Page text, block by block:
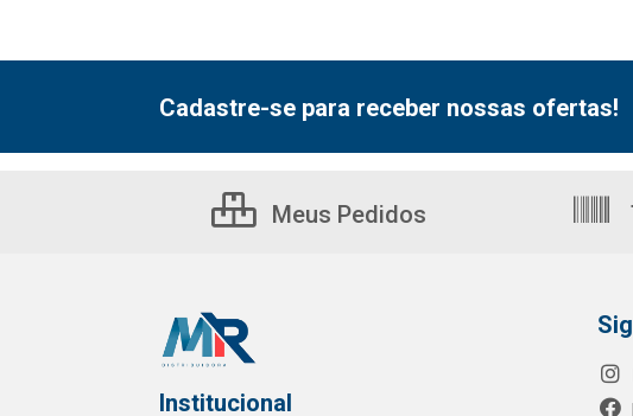
Cadastre-se para receber nossas ofertas!
Meus Pedidos
Institucional